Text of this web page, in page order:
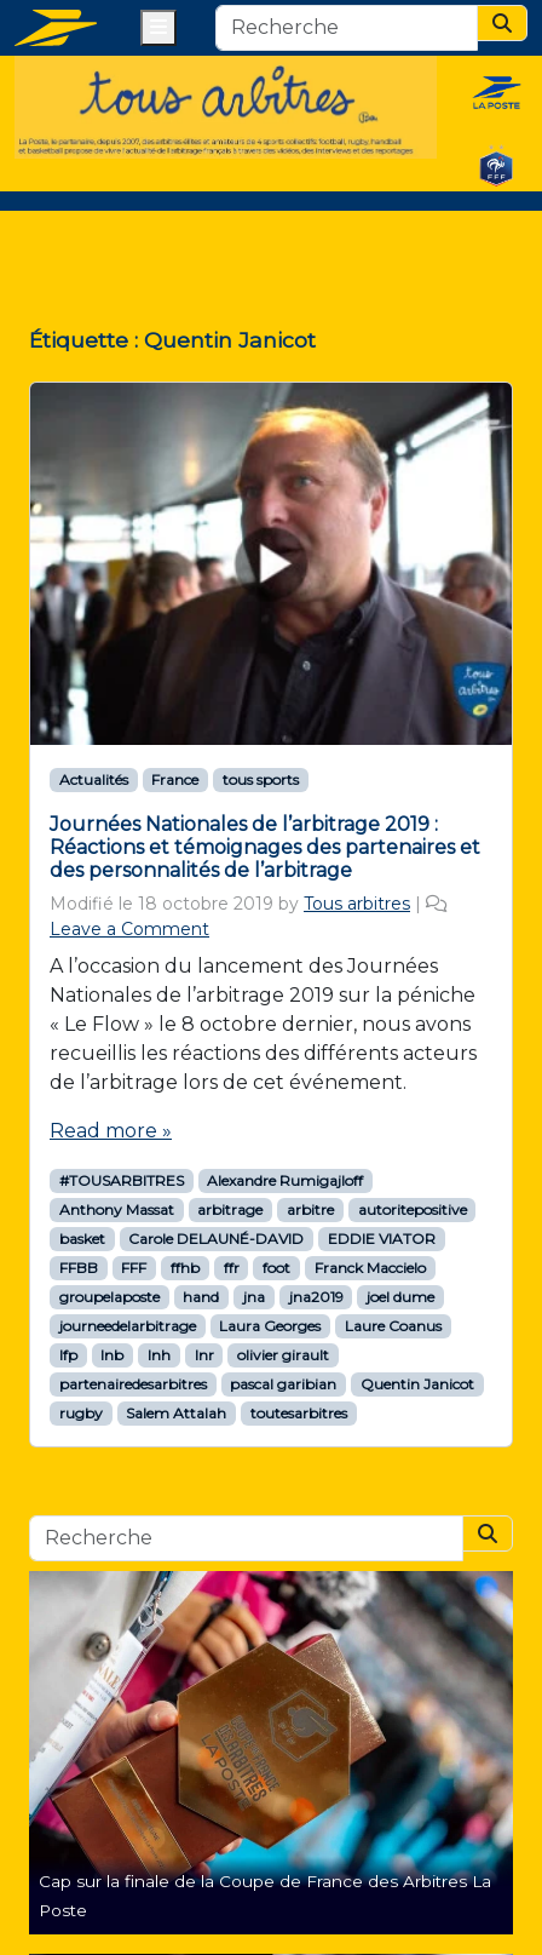
Étiquette : Quentin Janicot
Actualités France tous sports
Journées Nationales de l’arbitrage 2019 :
Réactions et témoignages des partenaires et
des personnalités de l’arbitrage
Modifié le 18 octobre 2019 by Tous arbitres |
Leave a Comment
A l’occasion du lancement des Journées
Nationales de l’arbitrage 2019 sur la péniche
« Le Flow » le 8 octobre dernier, nous avons
recueillis les réactions des différents acteurs
de l’arbitrage lors de cet événement.
Read more »
#TOUSARBITRES
Alexandre Rumigajloff
Anthony Massat
arbitrage arbitre
autoritepositive
basket
Carole DELAUNÉ-DAVID
EDDIE VIATOR
FFBB
FFF ffhb ffr foot
Franck Maccielo
groupelaposte
hand jna jna2019
joel dume
journeedelarbitrage
Laura Georges
Laure Coanus
lfp
lnb lnh lnr
olivier girault
partenairedesarbitres
pascal garibian
Quentin Janicot
rugby
Salem Attalah toutesarbitres
Cap sur la finale de la Coupe de France des Arbitres La
Poste